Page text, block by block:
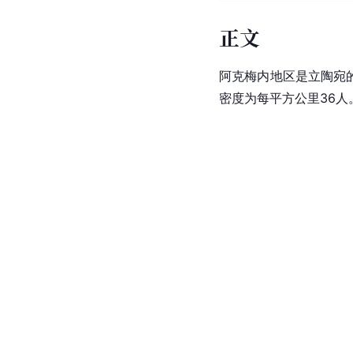
正文
阿克梅内地区是立陶
密度为每平方公里36人